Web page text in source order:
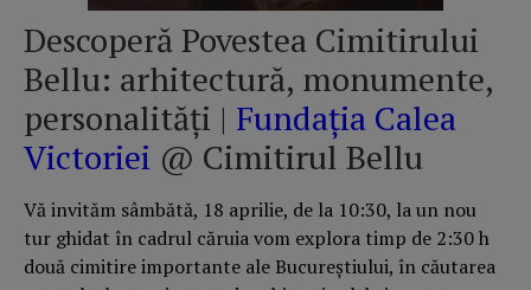
Descoperă Povestea Cimitirului
Bellu: arhitectură, monumente,
personalităţi | Fundația Calea
Victoriei @ Cimitirul Bellu
Vă invităm sâmbătă, 18 aprilie, de la 10:30, la un nou
tur ghidat în cadrul căruia vom explora timp de 2:30 h
două cimitire importante ale Bucureştiului, în căutarea